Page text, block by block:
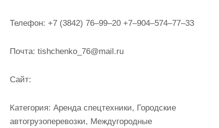
Телефон: +7 (3842) 76‒99‒20 +7‒904‒574‒77‒33
Почта: tishchenko_76@mail.ru
Cайт:
Категория: Аренда спецтехники, Городские
автогрузоперевозки, Междугородные